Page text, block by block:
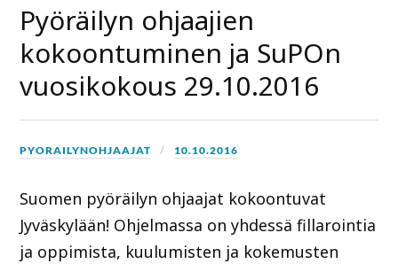
Pyöräilyn ohjaajien
kokoontuminen ja SuPOn
vuosikokous 29.10.2016
PYORAILYNOHJAAJAT 10.10.2016
Suomen pyöräilyn ohjaajat kokoontuvat
Jyväskylään! Ohjelmassa on yhdessä fillarointia
ja oppimista, kuulumisten ja kokemusten